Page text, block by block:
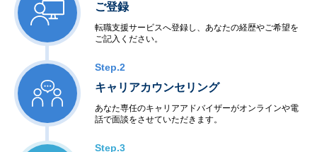
ご登録
転職支援サービスへ登録し、あなたの経歴やご希望を
ご記入ください。
Step.2
キャリアカウンセリング
あなた専任のキャリアアドバイザーがオンラインや電
話で面談をさせていただきます。
Step.3